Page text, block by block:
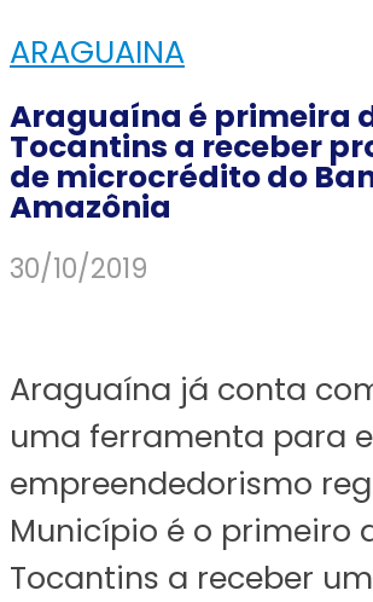
ARAGUAINA
Araguaína é primeira
Tocantins a receber
de microcrédito do
Amazônia
30/10/2019
Araguaína já conta
uma ferramenta para
empreendedorismo
Município é o primeiro
Tocantins a receber